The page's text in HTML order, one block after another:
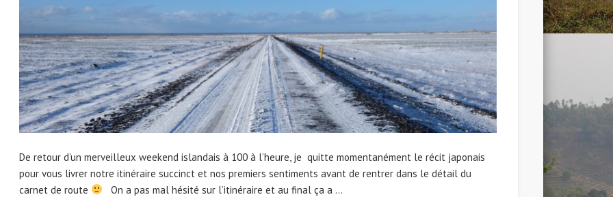
De retour d’un merveilleux weekend islandais à 100 à l’heure, je quitte momentanément le récit japonais
pour vous livrer notre itinéraire succinct et nos premiers sentiments avant de rentrer dans le détail du
carnet de route
On a pas mal hésité sur l’itinéraire et au final ça a …